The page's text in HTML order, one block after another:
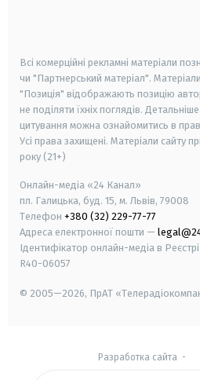
Всі комерційні рекламні матеріали
чи "Партнерський матеріал".
"Позиція" відображають позицію
не поділяти їхніх поглядів.
цитування можна ознайомитись в
Усі права захищені. Матеріали сайту
року (21+)
Онлайн-медіа «24 Канал»
пл. Галицька, буд. 15, м. Львів, 79008
Телефон +380 (32) 229-77-77
Адреса електронної пошти —
Ідентифікатор онлайн-медіа в
R40-06057
© 2005—2026, ПрАТ
Разработка сайта -